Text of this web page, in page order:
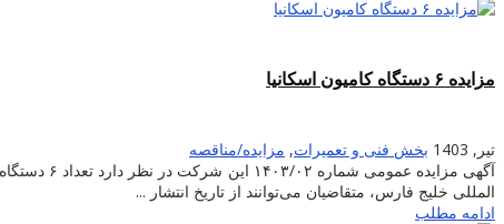
مزایده ۶ دستگاه کامیون اسکانیا
تیر, 1403 بخش فنی و تعمیرات, مزایده/مناقصه
المللی خلیج فارس، متقاضیان می‌توانند از تاریخ انتشار ...
ادامه مطلب